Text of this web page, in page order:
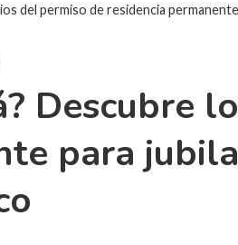
del permiso de residencia
Descubre
para